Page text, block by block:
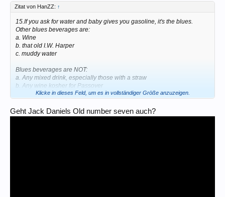
Zitat von HanZZ: ↑
15.If you ask for water and baby gives you gasoline, it's the blues.
Other blues beverages are:
a. Wine
b. that old I.W. Harper
c. muddy water
Blues beverages are NOT:
a. Any mixed drink, especially those with a straw
b. Any wine kosher for Passover
c. Yoo Hoo (all flavors)
Klicke in dieses Feld, um es in vollständiger Größe anzuzeigen.
Geht Jack Daniels Old number seven auch?